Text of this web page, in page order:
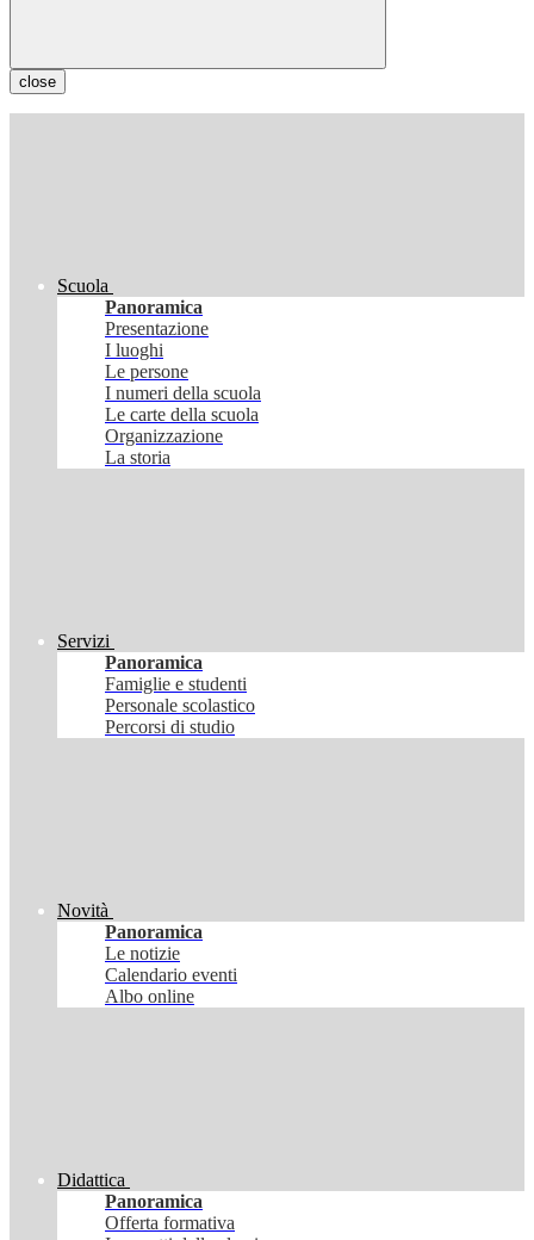
close
Scuola
Panoramica
Presentazione
I luoghi
Le persone
I numeri della scuola
Le carte della scuola
Organizzazione
La storia
Servizi
Panoramica
Famiglie e studenti
Personale scolastico
Percorsi di studio
Novità
Panoramica
Le notizie
Calendario eventi
Albo online
Didattica
Panoramica
Offerta formativa